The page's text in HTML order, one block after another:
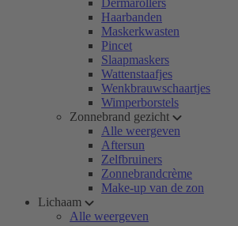
Dermarollers
Haarbanden
Maskerkwasten
Pincet
Slaapmaskers
Wattenstaafjes
Wenkbrauwschaartjes
Wimperborstels
Zonnebrand gezicht
Alle weergeven
Aftersun
Zelfbruiners
Zonnebrandcrème
Make-up van de zon
Lichaam
Alle weergeven